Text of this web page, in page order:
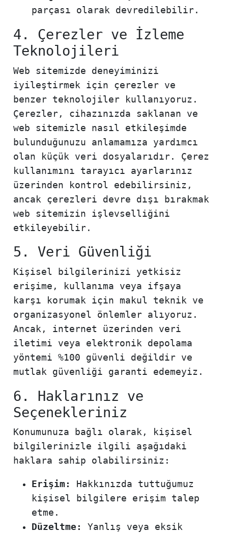
parçası olarak devredilebilir.
4. Çerezler ve İzleme
Teknolojileri
Web sitemizde deneyiminizi
iyileştirmek için çerezler ve
benzer teknolojiler kullanıyoruz.
Çerezler, cihazınızda saklanan ve
web sitemizle nasıl etkileşimde
bulunduğunuzu anlamamıza yardımcı
olan küçük veri dosyalarıdır. Çerez
kullanımını tarayıcı ayarlarınız
üzerinden kontrol edebilirsiniz,
ancak çerezleri devre dışı bırakmak
web sitemizin işlevselliğini
etkileyebilir.
5. Veri Güvenliği
Kişisel bilgilerinizi yetkisiz
erişime, kullanıma veya ifşaya
karşı korumak için makul teknik ve
organizasyonel önlemler alıyoruz.
Ancak, internet üzerinden veri
iletimi veya elektronik depolama
yöntemi %100 güvenli değildir ve
mutlak güvenliği garanti edemeyiz.
6. Haklarınız ve
Seçenekleriniz
Konumunuza bağlı olarak, kişisel
bilgilerinizle ilgili aşağıdaki
haklara sahip olabilirsiniz:
Erişim:
Hakkınızda tuttuğumuz
kişisel bilgilere erişim talep
etme.
Düzeltme:
Yanlış veya eksik